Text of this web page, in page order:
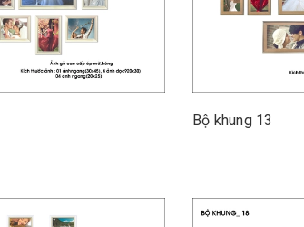
Bộ khung 13